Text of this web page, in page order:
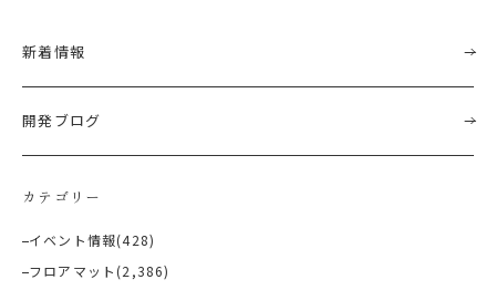
新着情報
開発ブログ
カテゴリー
イベント情報(428)
フロアマット (2,386)